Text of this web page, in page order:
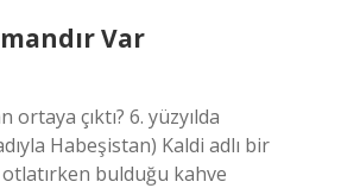
Var
ortaya çıktı? 6. yüzyılda
Habeşistan) Kaldi adlı bir
bulduğu kahve